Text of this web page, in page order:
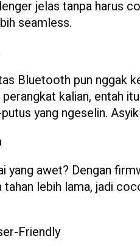
jelas tanpa harus
seamless.
Bluetooth pun nggak
kalian, entah
yang ngeselin.
yang awet? Dengan
lebih lama, jadi
Friendly